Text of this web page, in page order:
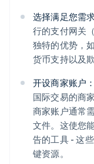
选择满足您需
行的支付网关
独特的优势，
货币支持以及
开设商家账户
国际交易的商
商家账户通常
文件。这使您
告的工具 - 这
键资源。